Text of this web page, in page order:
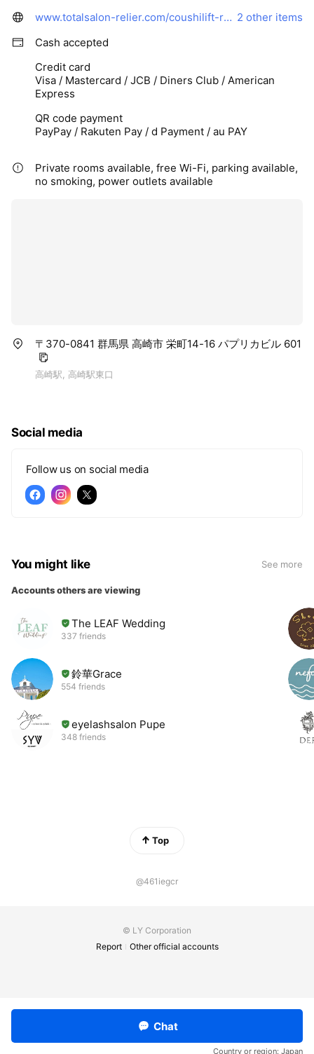
www.totalsalon-relier.com/coushilift-relier-halfaniv 2 other items
Cash accepted
Credit card
Visa / Mastercard / JCB / Diners Club / American
Express
QR code payment
PayPay / Rakuten Pay / d Payment / au PAY
Private rooms available, free Wi-Fi, parking available,
no smoking, power outlets available
〒370-0841 群馬県 高崎市 栄町14-16 パプリカビル 601
高崎駅, 高崎駅東口
Social media
Follow us on social media
You might like See more
Accounts others are viewing
The LEAF Wedding
337 friends
鈴華Grace
554 friends
eyelashsalon Pupe
348 friends
Top
@461iegcr
© LY Corporation
Report
Other official accounts
Chat
Country or region: Japan